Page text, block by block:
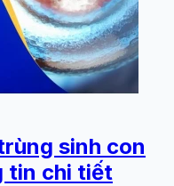
sinh con
tin chi tiết